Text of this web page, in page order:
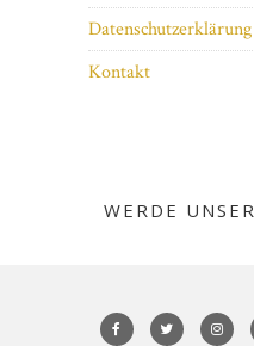
Datenschutzerklärung
Kontakt
WERDE